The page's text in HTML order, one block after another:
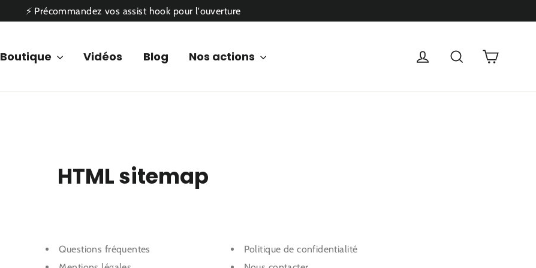
⚡ Précommandez vos assist hook pour l'ouverture
Boutique Vidéos Blog Nos actions Se connecterRechercher
HTML sitemap
Questions fréquentes
Politique de confidentialité